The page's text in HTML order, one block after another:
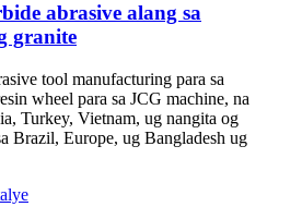
abrasive alang sa
granite
tool manufacturing para sa
wheel para sa JCG machine, na
Turkey, Vietnam, ug nangita og
Brazil, Europe, ug Bangladesh ug